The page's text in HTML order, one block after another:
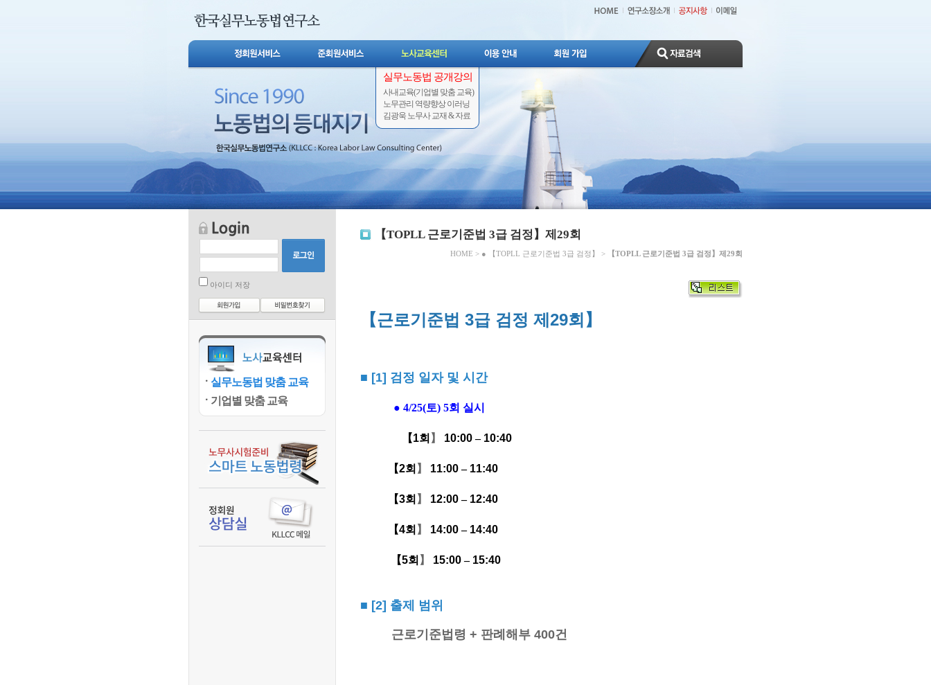
실무노동법 공개강의
사내교육(기업별 맞춤 교육)
노무관리 역량향상 이러닝
김광욱 노무사 교재 & 자료
아이디 저장
실무노동법 맞춤 교육
기업별 맞춤 교육
【TOPLL 근로기준법 3급 검정】제29회
HOME > ● 【TOPLL 근로기준법 3급 검정】 > 【TOPLL 근로기준법 3급 검정】제29회
【근로기준법 3급 검정 제29회】
■ [1] 검정 일자 및 시간
● 4/25(토) 5회 실시
【1회 】 10:00– 10:40
【2회 】 11:00– 11:40
【3회 】 12:00– 12:40
【4회 】 14:00– 14:40
【5회 】 15:00– 15:40
■ [2] 출제 범위
근로기준법령 + 판례해부 400건